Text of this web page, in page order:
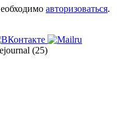
авторизоваться.
(25)